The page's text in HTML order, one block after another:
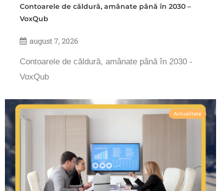
Contoarele de căldură, amânate până în 2030 –
VoxQub
august 7, 2026
Contoarele de căldură, amânate până în 2030 -
VoxQub
Actualitate